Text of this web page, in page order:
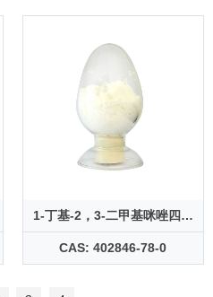
1-丁基-2，3-二甲基咪唑四氟
硼酸盐
CAS: 402846-78-0